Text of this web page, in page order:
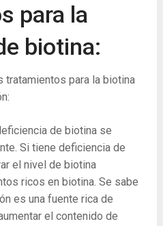
para la
biotina:
tratamientos para la biotina
de biotina se
Si tiene deficiencia de
el nivel de biotina
ricos en biotina. Se sabe
es una fuente rica de
el contenido de